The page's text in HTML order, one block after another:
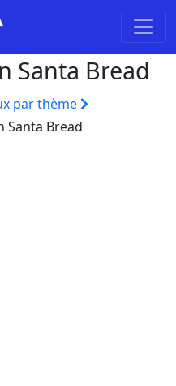
Santa Bread
par thème
Santa Bread